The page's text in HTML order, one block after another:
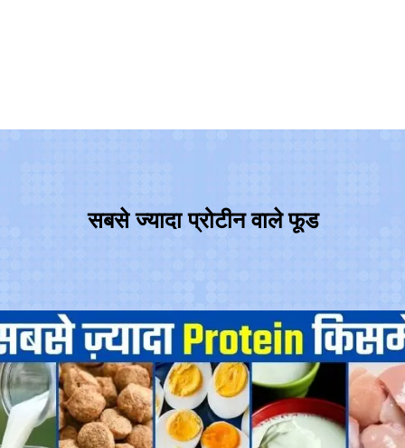
सबसे ज्यादा प्रोटीन वाले फूड